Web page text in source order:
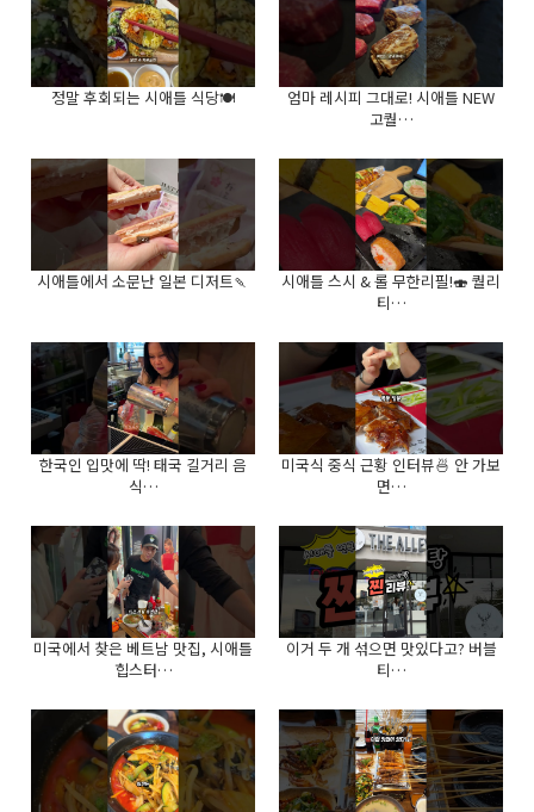
정말 후회되는 시애틀 식당🍽️
엄마 레시피 그대로! 시애틀 NEW
고퀄…
시애틀에서 소문난 일본 디저트🍡
시애틀 스시 & 롤 무한리필!🍣 퀄리
티…
한국인 입맛에 딱! 태국 길거리 음
식…
미국식 중식 근황 인터뷰🍜 안 가보
면…
미국에서 찾은 베트남 맛집, 시애틀
힙스터…
이거 두 개 섞으면 맛있다고? 버블
티…